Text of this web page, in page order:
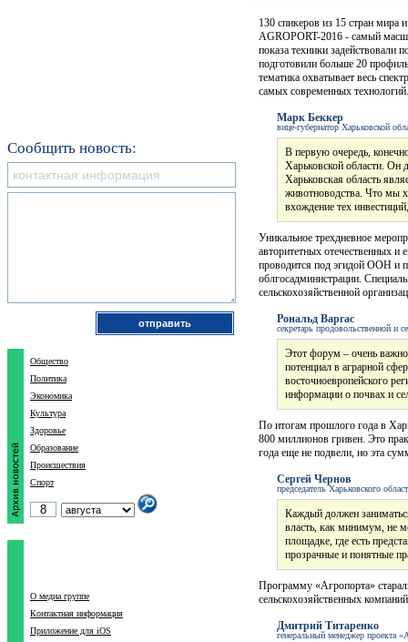
130 спикеров из 15 стран мира
AGROPORT-2016 - самый
показа техники задействовали
подготовили больше 20
тематика охватывает весь
самых современных технологий.
Марк Беккер
вице-губернатор Харьковской
В первую очередь,
Харьковской области. Он
Харьковская область
животноводства. Что мы
вхождение тех
Уникальное трехдневное
авторитетных отечественных и
проводится под эгидой ООН и
облгосадминистрации.
сельскохозяйственной
Рональд Варгас
секретарь продовольственной и
Этот форум – очень
потенциал в аграрной
восточноевропейского
информации о почвах и
По итогам прошлого года в
800 миллионов гривен. Это
года еще не подвели, но эта
Сергей Чернов
председатель Харьковского
Каждый должен
власть, как минимум, не
площадке, где есть
прозрачные и понятные
Программу «Агропорта»
сельскохозяйственных
Дмитрий Титаренко
генеральный менеджер проекта
Сообщить новость:
Общество
Политика
Экономика
Культура
Здоровье
Образование
Происшествия
Спорт
О медиа группе
Контактная информация
Приложение для iOS